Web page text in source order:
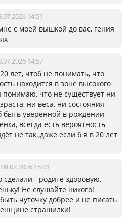
14:51
с моей вышкой до вас, гения
14:57
лет, чтоб не понимать, что
находится в зоне высокого
понимаю, что не существует ни
ни веса, ни состояния
быть уверенной в рождении
всегда есть вероятность
не так.,даже если б я в 20 лет
08.07.2026 15:01
сделали - родите здоровую,
Не слушайте никого!
чуточку добрее и не писать
страшилки!